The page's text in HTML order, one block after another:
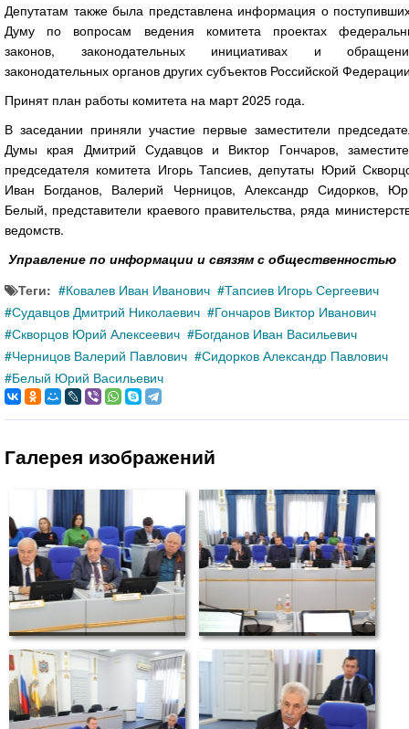
Депутатам также была представлена информация о
Думу по вопросам ведения комитета проектах
законов, законодательных инициативах и
законодательных органов других субъектов Российской
Принят план работы комитета на март 2025 года.
В заседании приняли участие первые заместители
Думы края Дмитрий Судавцов и Виктор Гончаров,
председателя комитета Игорь Тапсиев, депутаты Юрий
Иван Богданов, Валерий Черницов, Александр Сидорков,
Белый, представители краевого правительства, ряда
ведомств.
Управление по информации и связям с общественностью
Теги:
Ковалев Иван Иванович
Тапсиев Игорь Сергеевич
Судавцов Дмитрий Николаевич
Гончаров Виктор Иванович
Скворцов Юрий Алексеевич
Богданов Иван Васильевич
Черницов Валерий Павлович
Сидорков Александр Павлович
Белый Юрий Васильевич
Галерея изображений